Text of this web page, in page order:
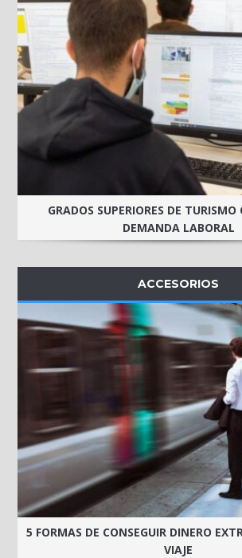
GRADOS SUPERIORES DE
DEMANDA LABORAL
ACCESORIOS
5 FORMAS DE CONSEGUIR DINERO
VIAJE